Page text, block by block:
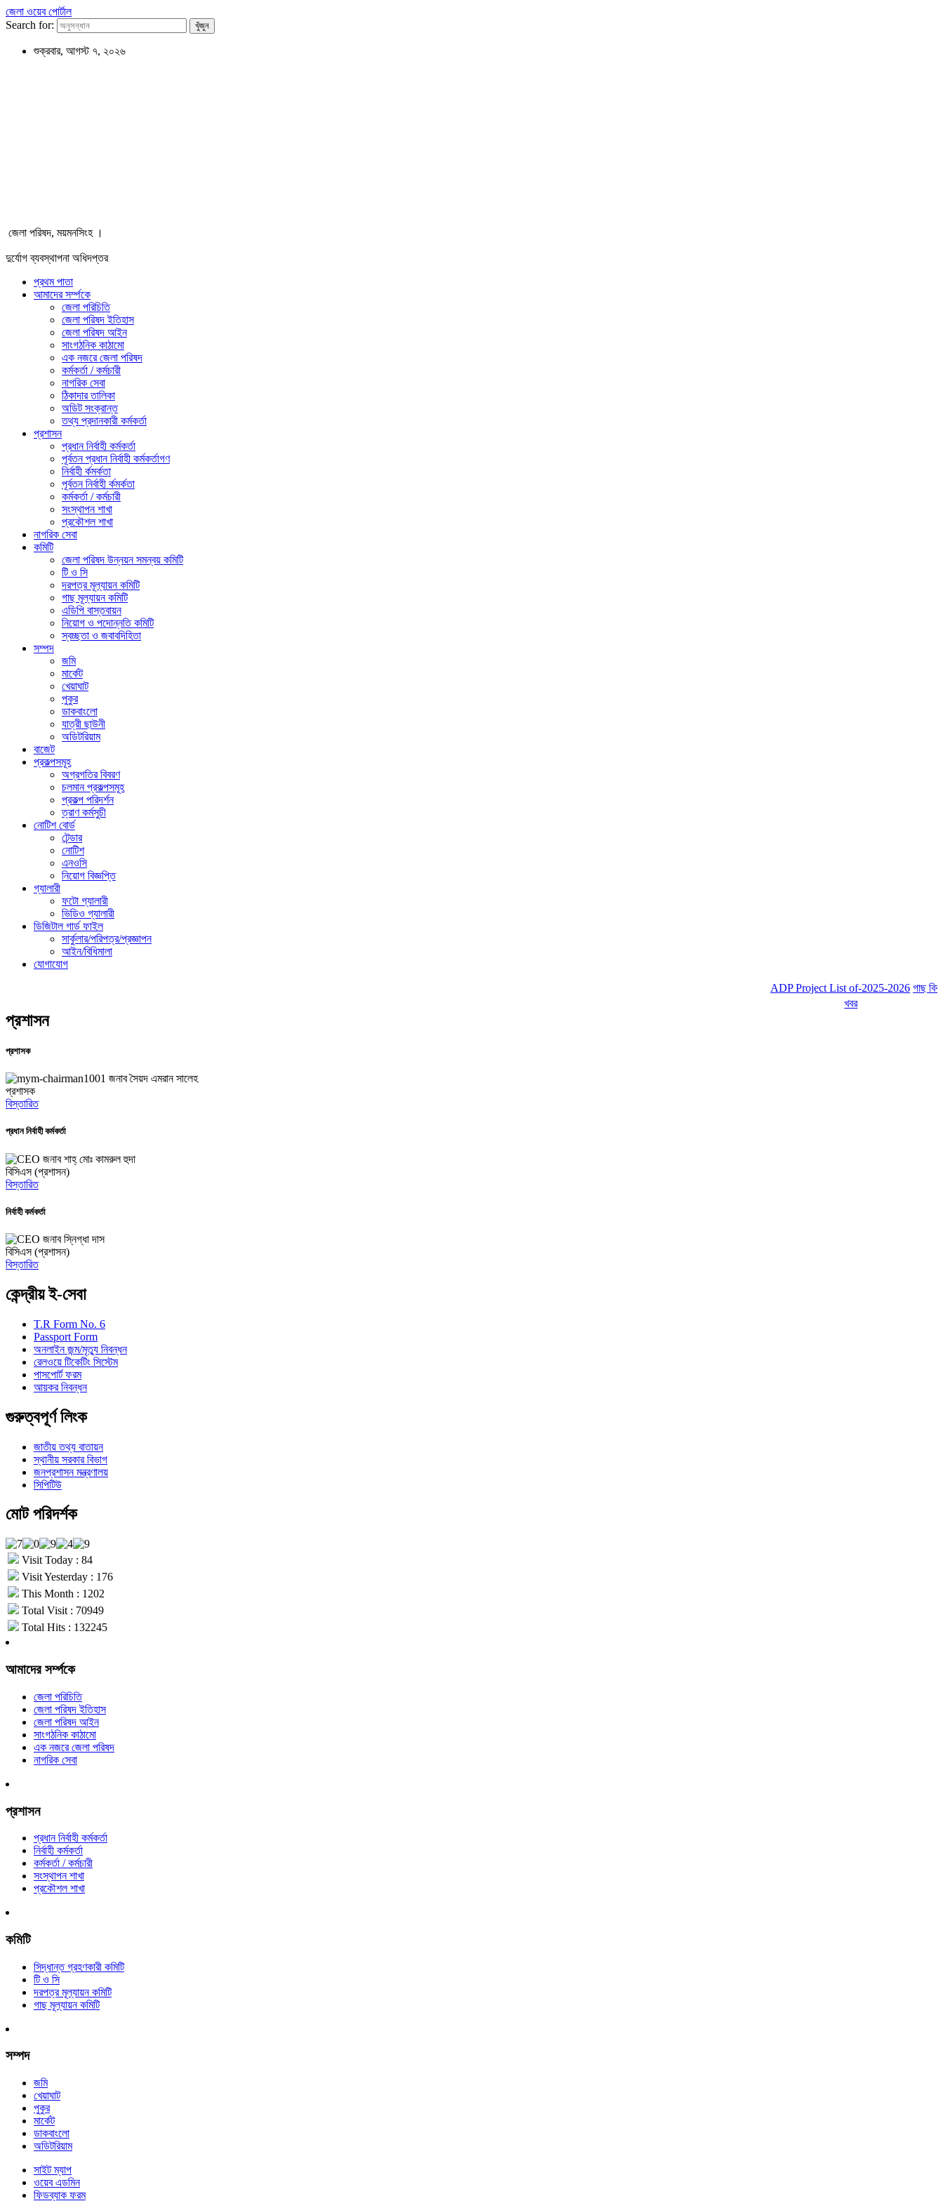
জেলা ওয়েব পোর্টাল
Search for:
শুক্রবার, আগস্ট ৭, ২০২৬
জেলা পরিষদ, ময়মনসিংহ ।
দুর্যোগ ব্যবস্থাপনা অধিদপ্তর
প্রথম পাতা
আমাদের সর্ম্পকে
জেলা পরিচিতি
জেলা পরিষদ ইতিহাস
জেলা পরিষদ আইন
সাংগঠনিক কাঠামো
এক নজরে জেলা পরিষদ
কর্মকর্তা / কর্মচারী
নাগরিক সেবা
ঠিকাদার তালিকা
অডিট সংক্রান্ত
তথ্য প্রদানকারী কর্মকর্তা
প্রশাসন
প্রধান নির্বাহী কর্মকর্তা
পূর্বতন প্রধান নির্বাহী কর্মকর্তাগণ
নির্বাহী র্কমর্কতা
পূর্বতন নির্বাহী র্কমর্কতা
কর্মকর্তা / কর্মচারী
সংস্থাপন শাখা
প্রকৌশল শাখা
নাগরিক সেবা
কমিটি
জেলা পরিষদ উন্নয়ন সমন্বয় কমিটি
টি ও সি
দরপত্র মূল্যায়ন কমিটি
গাছ মূল্যায়ন কমিটি
এডিপি বাস্তবায়ন
নিয়োগ ও পদোন্নতি কমিটি
স্বচ্ছতা ও জবাবদিহিতা
সম্পদ
জমি
মার্কেট
খেয়াঘাট
পুকুর
ডাকবাংলো
যাত্রী ছাউনী
অডিটরিয়াম
বাজেট
প্রকল্পসমূহ
অগ্রগতির বিবরণ
চলমান প্রকল্পসমূহ
প্রকল্প পরিদর্শন
ত্রাণ কর্মসুচী
নোটিশ বোর্ড
টেন্ডার
নোটিশ
এনওসি
নিয়োগ বিজ্ঞপ্তি
গ্যালারী
ফটো গ্যালারী
ভিডিও গ্যালারী
ডিজিটাল গার্ড ফাইল
সার্কুলার/পরিপত্র/প্রজ্ঞাপন
আইন/বিধিমালা
যোগাযোগ
ADP Project List of-2025-2026 গাছ
খবর
প্রশাসন
প্রশাসক
জনাব সৈয়দ এমরান সালেহ
প্রশাসক
বিস্তারিত
প্রধান নির্বাহী কর্মকর্তা
জনাব শাহ্ মোঃ কামরুল হুদা
বিসিএস (প্রশাসন)
বিস্তারিত
নির্বাহী কর্মকর্তা
জনাব স্নিগ্ধা দাস
বিসিএস (প্রশাসন)
বিস্তারিত
কেন্দ্রীয় ই-সেবা
T.R Form No. 6
Passport Form
অনলাইন জন্ম/মৃত্যু নিবন্ধন
রেলওয়ে টিকেটিং সিস্টেম
পাসপোর্ট ফরম
আয়কর নিবন্ধন
গুরুত্বপূর্ণ লিংক
জাতীয় তথ্য বাতায়ন
স্থানীয় সরকার বিভাগ
জনপ্রশাসন মন্ত্রণালয়
সিপিটিউ
মোট পরিদর্শক
Visit Today : 84
Visit Yesterday : 176
This Month : 1202
Total Visit : 70949
Total Hits : 132245
আমাদের সর্ম্পকে
জেলা পরিচিতি
জেলা পরিষদ ইতিহাস
জেলা পরিষদ আইন
সাংগঠনিক কাঠামো
এক নজরে জেলা পরিষদ
নাগরিক সেবা
প্রশাসন
প্রধান নির্বাহী কর্মকর্তা
নির্বাহী কর্মকর্তা
কর্মকর্তা / কর্মচারী
সংস্থাপন শাখা
প্রকৌশল শাখা
কমিটি
সিদ্ধান্ত গ্রহণকারী কমিটি
টি ও সি
দরপত্র মূল্যায়ন কমিটি
গাছ মূল্যায়ন কমিটি
সম্পদ
জমি
খেয়াঘাট
পুকুর
মার্কেট
ডাকবাংলো
অডিটরিয়াম
সাইট ম্যাপ
ওয়েব এডমিন
ফিডব্যাক ফরম